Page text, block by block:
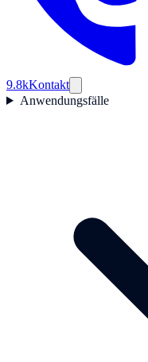
9.8kKontakt
Anwendungsfälle